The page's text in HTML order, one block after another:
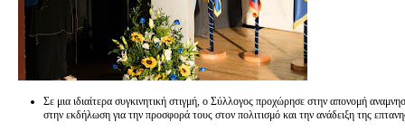
Σε μια ιδιαίτερα συγκινητική στιγμή, ο Σύλλογος προχώρησε στην απονομή
στην εκδήλωση για την προσφορά τους στον πολιτισμό και την ανάδειξη της